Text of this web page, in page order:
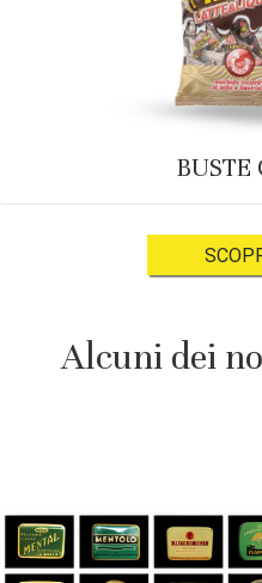
BUSTE
Alcuni dei